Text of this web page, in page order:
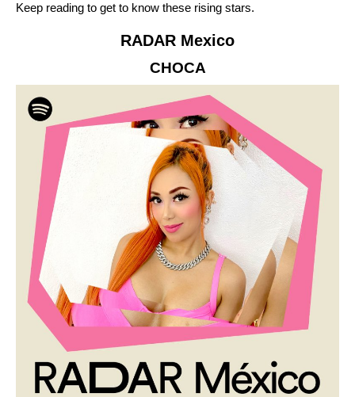
Keep reading to get to know these rising stars.
RADAR Mexico
CHOCA